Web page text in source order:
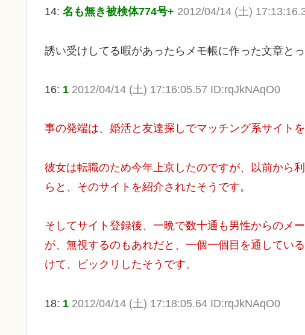
14: 名も無き被検体774号+ 2012/04/14 (土)
誘い受けしてる暇があったらメモ帳に作った文章と
16: 1 2012/04/14 (土) 17:16:05.57 ID:rqJkNAqO0
事の発端は、婚活と友達探しでマッチング系サイト
彼女は転職のため今年上京したのですが、以前から
らと、そのサイトを紹介されたそうです。
そしてサイト登録後、一晩で数十通も男性からのメ
が、無視するのもあれだと、一個一個目を通してい
けて、ビックリしたそうです。
18: 1 2012/04/14 (土) 17:18:05.64 ID:rqJkNAqO0